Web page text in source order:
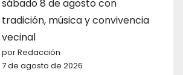
sábado 8 de agosto con
tradición, música y convivencia
vecinal
por Redacción
7 de agosto de 2026